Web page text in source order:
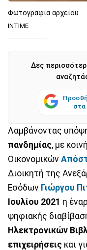
Φωτογραφία αρχείου
INTIME
Δες
στα
Λαμβάνοντας
πανδημίας, με
Οικονομικών
Διοικητή της
Εσόδων Γιώργου
Ιουλίου 2021 η
ψηφιακής
Ηλεκτρονικών
επιχειρήσεις και